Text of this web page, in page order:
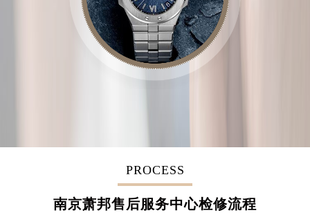
PROCESS
南京萧邦售后服务中心检修流程